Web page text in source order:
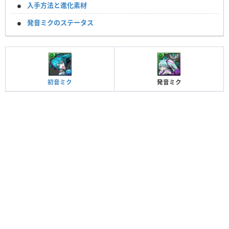
入手方法と進化素材
発音ミクのステータス
初音ミク 発音ミク